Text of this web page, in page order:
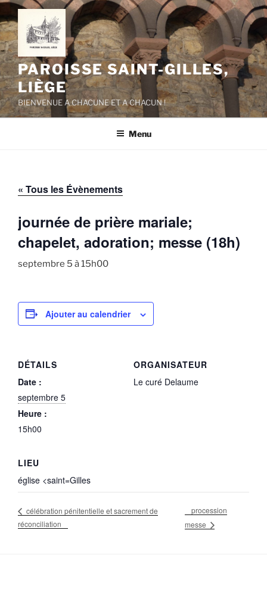
Aller
au
contenu
principal
PAROISSE SAINT-GILLES,
LIÈGE
BIENVENUE A CHACUNE ET A CHACUN !
Menu
« Tous les Évènements
journée de prière mariale;
chapelet, adoration; messe (18h)
septembre 5 à 15h00
Ajouter au calendrier
DÉTAILS
Date :
septembre 5
Heure :
15h00
ORGANISATEUR
Le curé Delaume
LIEU
église <saint=Gilles
célébration pénitentielle et sacrement de
réconciliation
procession
messe